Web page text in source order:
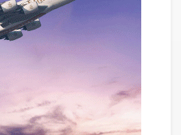
yolcu rahatsızlanınca
indi
reddettiği 10 Boeing 777X
kararı